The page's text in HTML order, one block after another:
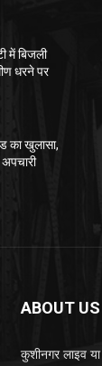
में बिजली
धरने पर
का खुलासा,
ABOUT US
कुशीनगर लाइव